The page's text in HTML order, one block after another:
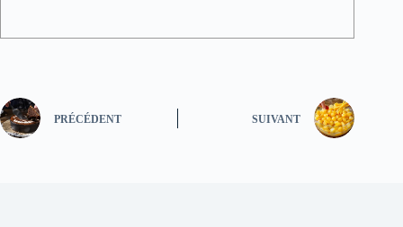
PRÉCÉDENT SUIVANT